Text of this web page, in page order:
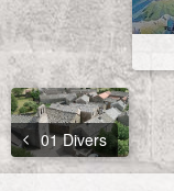
01 Divers